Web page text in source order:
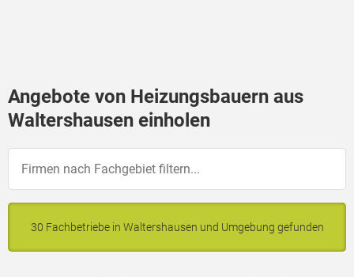
Angebote von Heizungsbauern aus
Waltershausen einholen
30 Fachbetriebe in Waltershausen und Umgebung gefunden